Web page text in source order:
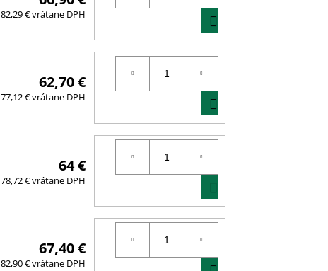
82,29 € vrátane DPH
KOŠÍKA
62,70 €
77,12 € vrátane DPH
KOŠÍKA
64 €
78,72 € vrátane DPH
KOŠÍKA
67,40 €
82,90 € vrátane DPH